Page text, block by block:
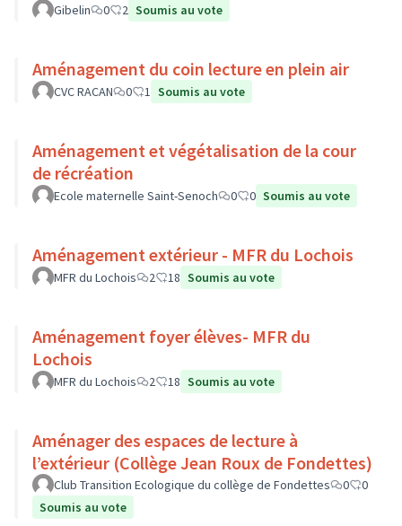
Gibelin 0 2 Soumis au vote
Aménagement du coin lecture en plein air
CVC RACAN 0 1 Soumis au vote
Aménagement et végétalisation de la cour
de récréation
Ecole maternelle Saint-Senoch 0 0 Soumis au vote
Aménagement extérieur - MFR du Lochois
MFR du Lochois 2 18 Soumis au vote
Aménagement foyer élèves- MFR du
Lochois
MFR du Lochois 2 18 Soumis au vote
Aménager des espaces de lecture à
l’extérieur (Collège Jean Roux de Fondettes)
Club Transition Ecologique du collège de Fondettes 0
0
Soumis au vote